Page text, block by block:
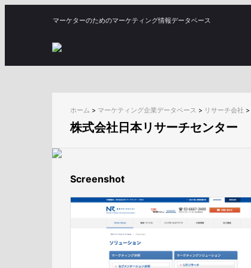
マーケターのためのマーケティング情報データベース
ホーム > マーケティング企業データベース > リサーチ会社 >
株式会社日本リサーチセンター
Screenshot